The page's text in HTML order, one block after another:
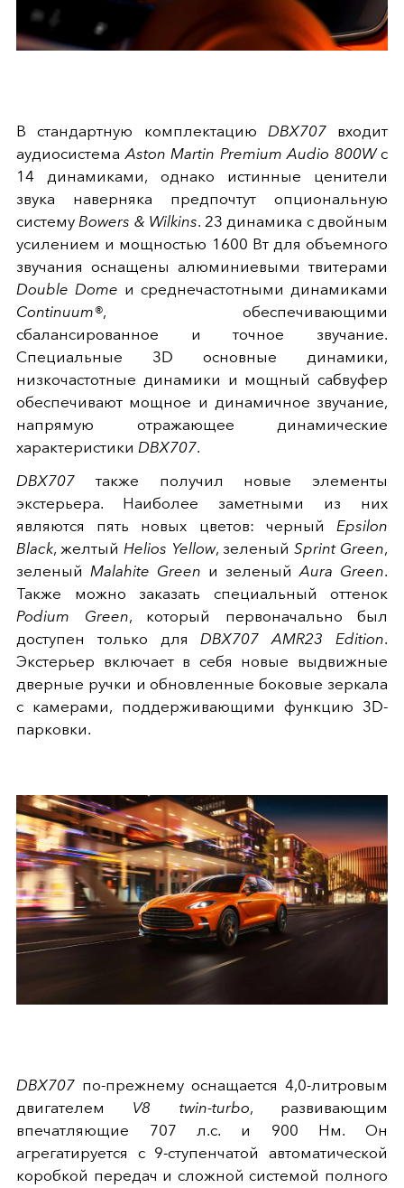
В стандартную комплектацию DBX707входит
аудиосистемаAston Martin Premium Audio 800Wс
14 динамиками, однако истинные ценители
звука наверняка предпочтут опциональную
системуBowers & Wilkins. 23 динамика с двойным
усилением и мощностью 1600 Вт для объемного
звучания оснащены алюминиевыми твитерами
Double Dome и среднечастотными динамиками
Continuum®, обеспечивающими
сбалансированное и точное звучание.
Специальные 3D основные динамики,
низкочастотные динамики и мощный сабвуфер
обеспечивают мощное и динамичное звучание,
напрямую отражающее динамические
характеристики DBX707.
DBX707 также получил новые элементы
экстерьера. Наиболее заметными из них
являются пять новых цветов: черный Epsilon
Black, желтыйHelios Yellow, зеленый Sprint Green,
зеленый Malahite Green и зеленыйAura Green.
Также можно заказать специальный оттенок
Podium Green, который первоначально был
доступен только дляDBX707 AMR23 Edition.
Экстерьер включает в себя новые выдвижные
дверные ручки и обновленные боковые зеркала
с камерами, поддерживающими функцию 3D-
парковки.
DBX707 по-прежнему оснащается 4,0-литровым
двигателем V8 twin-turbo, развивающим
впечатляющие 707 л.с. и 900 Нм. Он
агрегатируется с 9-ступенчатой автоматической
коробкой передач и сложной системой полного